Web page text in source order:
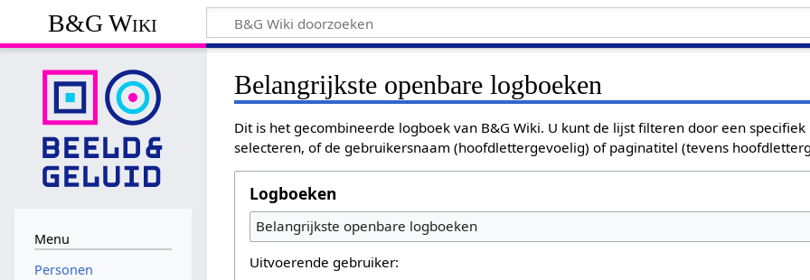
B&G Wiki
Belangrijkste openbare logboeken
Dit is het gecombineerde logboek van B&G Wiki. U kunt de lijst filteren door een
selecteren, of de gebruikersnaam (hoofdlettergevoelig) of paginatitel (tevens
Logboeken
Belangrijkste openbare logboeken
Uitvoerende gebruiker:
Menu
Personen